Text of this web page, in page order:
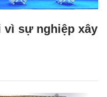
vì sự nghiệp xây